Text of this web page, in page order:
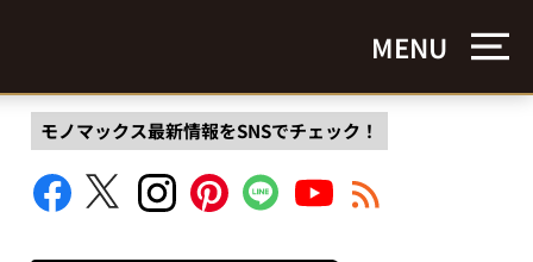
MENU
モノマックス最新情報をSNSでチェック！